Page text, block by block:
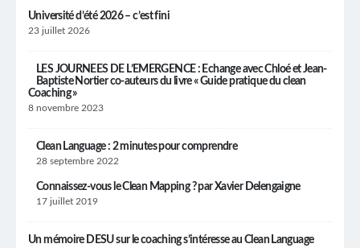
Université d’été 2026 – c’est fini
23 juillet 2026
LES JOURNEES DE L’EMERGENCE : Echange avec Chloé et Jean-
Baptiste Nortier co-auteurs du livre « Guide pratique du clean
Coaching »
8 novembre 2023
Clean Language : 2 minutes pour comprendre
28 septembre 2022
Connaissez-vous le Clean Mapping ? par Xavier Delengaigne
17 juillet 2019
Un mémoire DESU sur le coaching s’intéresse au Clean Language